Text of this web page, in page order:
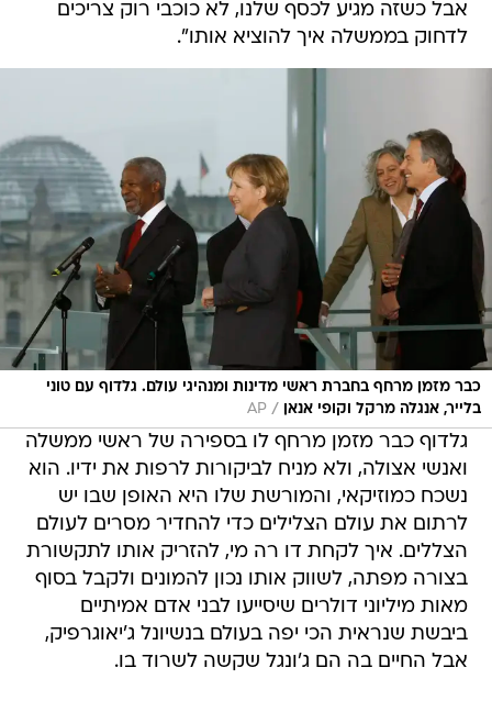
אבל כשזה מגיע לכסף שלנו, לא כוכבי רוק צריכים
לדחוק בממשלה איך להוציא אותו".
כבר מזמן מרחף בחברת ראשי מדינות ומנהיגי עולם. גלדוף עם טוני
בלייר, אנגלה מרקל וקופי אנאן
/
AP
גלדוף כבר מזמן מרחף לו בספירה של ראשי ממשלה
ואנשי אצולה, ולא מניח לביקורות לרפות את ידיו. הוא
נשכח כמוזיקאי, והמורשת שלו היא האופן שבו יש
לרתום את עולם הצלילים כדי להחדיר מסרים לעולם
הצללים. איך לקחת דו רה מי, להזריק אותו לתקשורת
בצורה מפתה, לשווק אותו נכון להמונים ולקבל בסוף
מאות מיליוני דולרים שיסייעו לבני אדם אמיתיים
ביבשת שנראית הכי יפה בעולם בנשיונל ג'יאוגרפיק,
אבל החיים בה הם ג'ונגל שקשה לשרוד בו.